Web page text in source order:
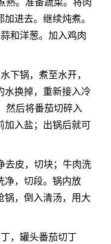
熟。准备蔬菜。将肉
进去。继续炖煮。
和洋葱。加入鸡肉
下锅，煮至水开，
水换掉，重新接入冷
然后将番茄切碎入
加入盐；出锅后就可
去皮，切块；牛肉洗
净，切段。锅内放
锅，倒入清汤，用大
，罐头番茄切丁